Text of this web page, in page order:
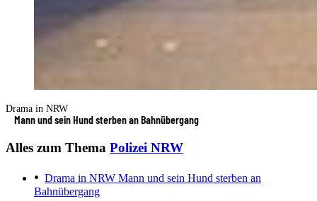
Drama in NRW
Mann und sein Hund sterben an Bahnübergang
Alles zum Thema Polizei NRW
Drama in NRW Mann und sein Hund sterben an
Bahnübergang